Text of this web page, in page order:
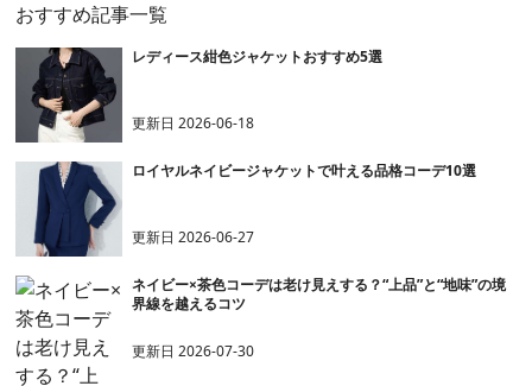
おすすめ記事一覧
レディース紺色ジャケットおすすめ5選
更新日2026-06-18
ロイヤルネイビージャケットで叶える品格コーデ10選
更新日2026-06-27
ネイビー×茶色コーデは老け見えする？“上品”と“地味”の境
界線を越えるコツ
更新日2026-07-30